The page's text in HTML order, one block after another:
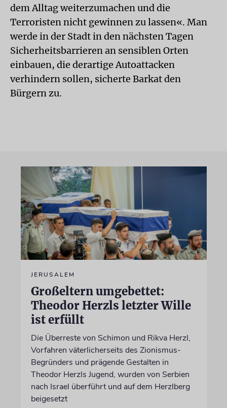
dem Alltag weiterzumachen und die
Terroristen nicht gewinnen zu lassen«. Man
werde in der Stadt in den nächsten Tagen
Sicherheitsbarrieren an sensiblen Orten
einbauen, die derartige Autoattacken
verhindern sollen, sicherte Barkat den
Bürgern zu.
JERUSALEM
Großeltern umgebettet:
Theodor Herzls letzter Wille
ist erfüllt
Die Überreste von Schimon und Rikva Herzl,
Vorfahren väterlicherseits des Zionismus-
Begründers und prägende Gestalten in
Theodor Herzls Jugend, wurden von Serbien
nach Israel überführt und auf dem Herzlberg
beigesetzt